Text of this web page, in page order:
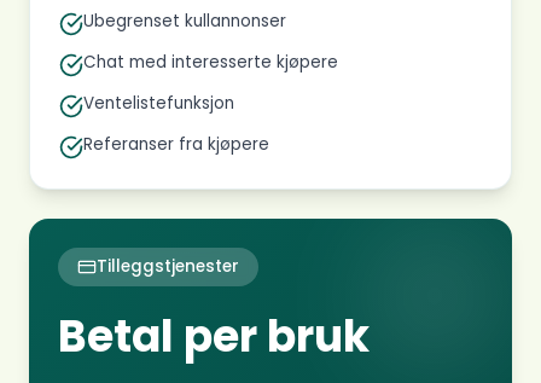
Ubegrenset kullannonser
Chat med interesserte kjøpere
Ventelistefunksjon
Referanser fra kjøpere
Tilleggstjenester
Betal per bruk